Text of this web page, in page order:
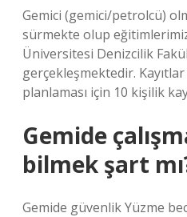
Gemici (gemici/petrolcü)
sürmekte olup
Üniversitesi Denizcilik
gerçekleşmektedir.
planlaması için 10 kişilik
Gemide
bilmek şart
Gemide güvenlik Yüzme